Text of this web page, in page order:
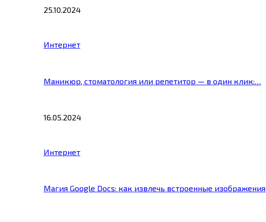
25.10.2024
Интернет
Маникюр, стоматология или репетитор — в один клик:…
16.05.2024
Интернет
Магия Google Docs: как извлечь встроенные изображения